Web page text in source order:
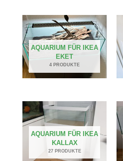
AQUARIUM FÜR IKEA
EKET
4 PRODUKTE
AQUARIUM FÜR IKEA
KALLAX
27 PRODUKTE